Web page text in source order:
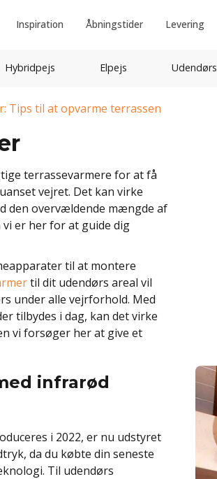
Inspiration Åbningstider Levering
Hybridpejs Elpejs Udendørs
Tips til at opvarme terrassen
terrassevarmere for at få
vejret. Det kan virke
den overvældende mængde af
vi er her for at guide dig
til at montere
til dit udendørs areal vil
under alle vejrforhold. Med
tilbydes i dag, kan det virke
vi forsøger her at give et
infrarød
i 2022, er nu udstyret
da du købte din seneste
Til udendørs